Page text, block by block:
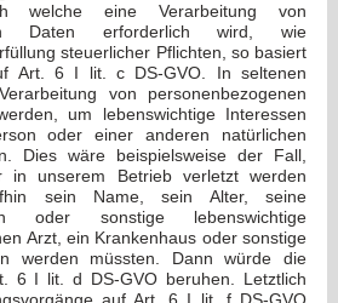
welche eine Verarbeitung von
Daten erforderlich wird, wie
steuerlicher Pflichten, so basiert
Art. 6 I lit. c DS-GVO. In seltenen
von personenbezogenen
um lebenswichtige Interessen
oder einer anderen natürlichen
Dies wäre beispielsweise der Fall,
in unserem Betrieb verletzt werden
sein Name, sein Alter, seine
oder sonstige lebenswichtige
Arzt, ein Krankenhaus oder sonstige
werden müssten. Dann würde die
6 I lit. d DS-GVO beruhen. Letztlich